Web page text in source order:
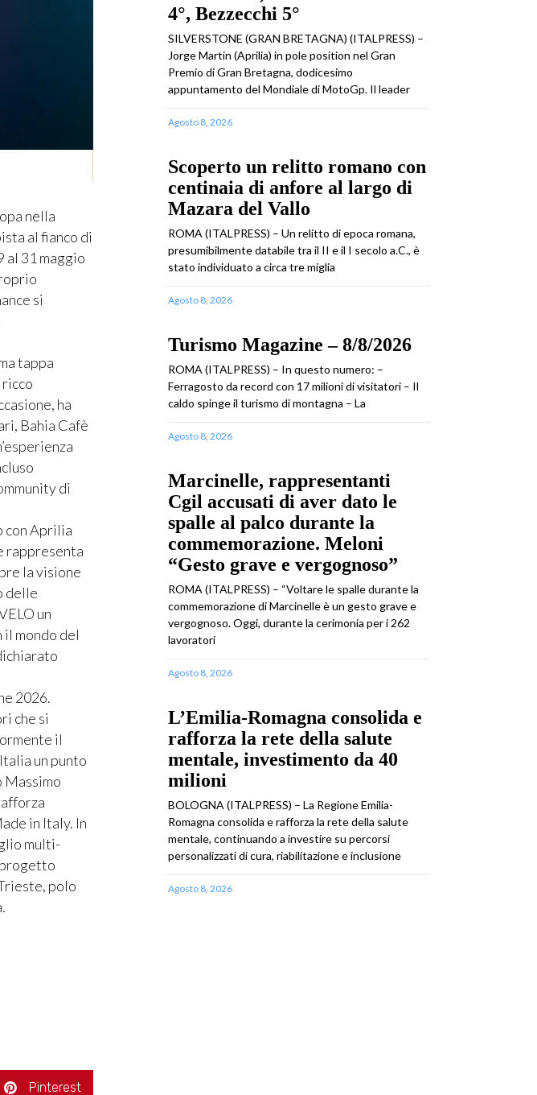
nella
al fianco di
al 31 maggio
si
tappa
ha
Bahia Cafè
di
con Aprilia
rappresenta
la visione
delle
un
mondo del
2026.
che si
il
un punto
Massimo
in Italy. In
multi-
polo
Pinterest
4°, Bezzecchi 5°
SILVERSTONE (GRAN BRETAGNA) (ITALPRESS) –
Jorge Martin (Aprilia) in pole position nel Gran
Premio di Gran Bretagna, dodicesimo
appuntamento del Mondiale di MotoGp. Il leader
Agosto 8, 2026
Scoperto un relitto romano con
centinaia di anfore al largo di
Mazara del Vallo
ROMA (ITALPRESS) – Un relitto di epoca romana,
presumibilmente databile tra il II e il I secolo a.C., è
stato individuato a circa tre miglia
Agosto 8, 2026
Turismo Magazine – 8/8/2026
ROMA (ITALPRESS) – In questo numero: –
Ferragosto da record con 17 milioni di visitatori – Il
caldo spinge il turismo di montagna – La
Agosto 8, 2026
Marcinelle, rappresentanti
Cgil accusati di aver dato le
spalle al palco durante la
commemorazione. Meloni
“Gesto grave e vergognoso”
ROMA (ITALPRESS) – “Voltare le spalle durante la
commemorazione di Marcinelle è un gesto grave e
vergognoso. Oggi, durante la cerimonia per i 262
lavoratori
Agosto 8, 2026
L’Emilia-Romagna consolida e
rafforza la rete della salute
mentale, investimento da 40
milioni
BOLOGNA (ITALPRESS) – La Regione Emilia-
Romagna consolida e rafforza la rete della salute
mentale, continuando a investire su percorsi
personalizzati di cura, riabilitazione e inclusione
Agosto 8, 2026